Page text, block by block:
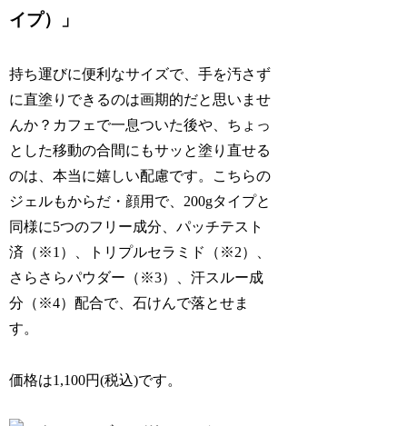
イプ）」
持ち運びに便利なサイズで、手を汚さず
に直塗りできるのは画期的だと思いませ
んか？カフェで一息ついた後や、ちょっ
とした移動の合間にもサッと塗り直せる
のは、本当に嬉しい配慮です。こちらの
ジェルもからだ・顔用で、200gタイプと
同様に5つのフリー成分、パッチテスト
済（※1）、トリプルセラミド（※2）、
さらさらパウダー（※3）、汗スルー成
分（※4）配合で、石けんで落とせま
す。
価格は1,100円(税込)です。